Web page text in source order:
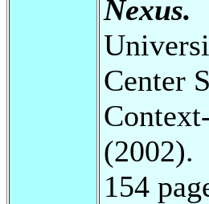
Nexus.
Center
(2002).
154